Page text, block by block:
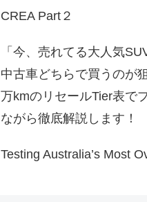
CREA Part２
「今、売れてる大人気
中古車どちらで買うのが
万kmのリセールTier表で
ながら徹底解説します！
Testing Australia’s Most